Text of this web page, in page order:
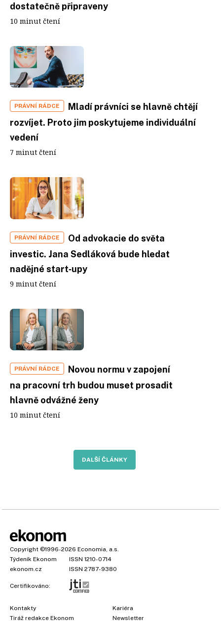
dostatečně připraveny
10 minut čtení
PRÁVNÍ RÁDCE
Mladí právníci se hlavně chtějí
rozvíjet. Proto jim poskytujeme individuální
vedení
7 minut čtení
PRÁVNÍ RÁDCE
Od advokacie do světa
investic. Jana Sedláková bude hledat
nadějné start‑upy
9 minut čtení
PRÁVNÍ RÁDCE
Novou normu v zapojení
na pracovní trh budou muset prosadit
hlavně odvážné ženy
10 minut čtení
DALŠÍ ČLÁNKY
Copyright ©1996-2026 Economia, a.s.
Týdeník Ekonom
ISSN 1210-0714
ekonom.cz
ISSN 2787-9380
Certifikováno:
Kontakty
Tiráž redakce Ekonom
Kariéra
Newsletter